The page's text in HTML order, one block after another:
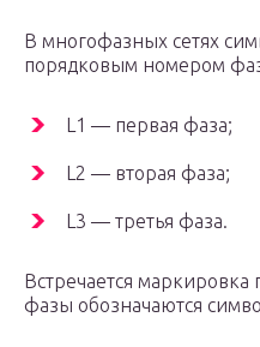
В многофазных сетях
порядковым номером
L1 — первая фаза;
L2 — вторая фаза;
L3 — третья фаза.
Встречается маркировка
фазы обозначаются